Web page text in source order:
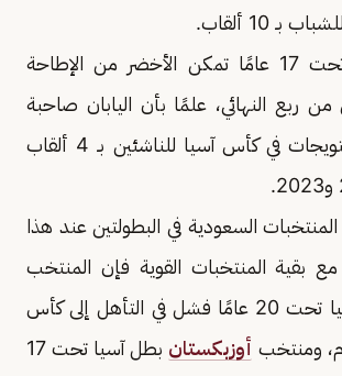
10 ألقاب.
وفي كأس آسيا تحت 17 عامًا تمكن الأخضر من الإطاحة
من ربع النهائي، علمًا بأن اليابان صاحبة
أكبر عدد من التتويجات في كأس آسيا للناشئين بـ 4 ألقاب
السعودية في البطولتين عند هذا
مع بقية المنتخبات القوية فإن المنتخب
الأسترالي بطل آسيا تحت 20 عامًا فشل في التأهل إلى كأس
أوزبكستان
بطل آسيا تحت 17